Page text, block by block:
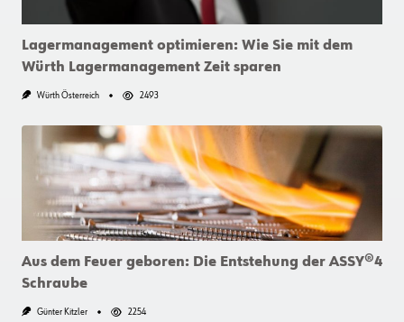
Lagermanagement optimieren: Wie Sie mit dem
Würth Lagermanagement Zeit sparen
Würth Österreich 2493
Aus dem Feuer geboren: Die Entstehung der ASSY®4
Schraube
Günter Kitzler 2254